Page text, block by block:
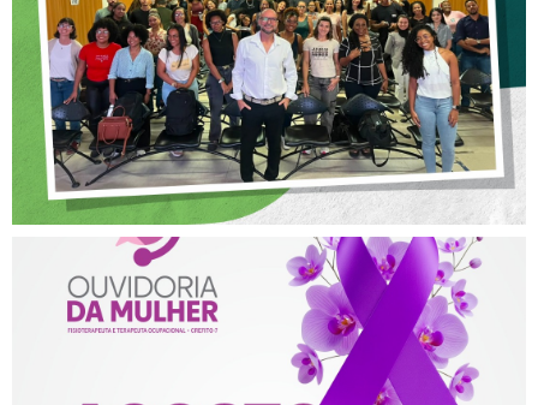
NA FISIOTERAPIA
AGOSTO LILÁS – ACOLHER,